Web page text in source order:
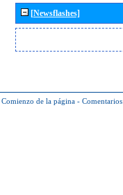
[Newsflashes]
Comienzo de la página - Comentarios